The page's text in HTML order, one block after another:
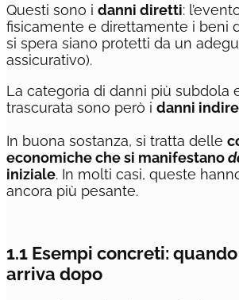
Questi sono i danni diretti:
fisicamente e direttamente i beni
si spera siano protetti da un
assicurativo).
La categoria di danni più subdola
trascurata sono però i danni
In buona sostanza, si tratta delle
economiche che si manifestano
iniziale. In molti casi, queste
ancora più pesante.
1.1 Esempi concreti:
arriva dopo